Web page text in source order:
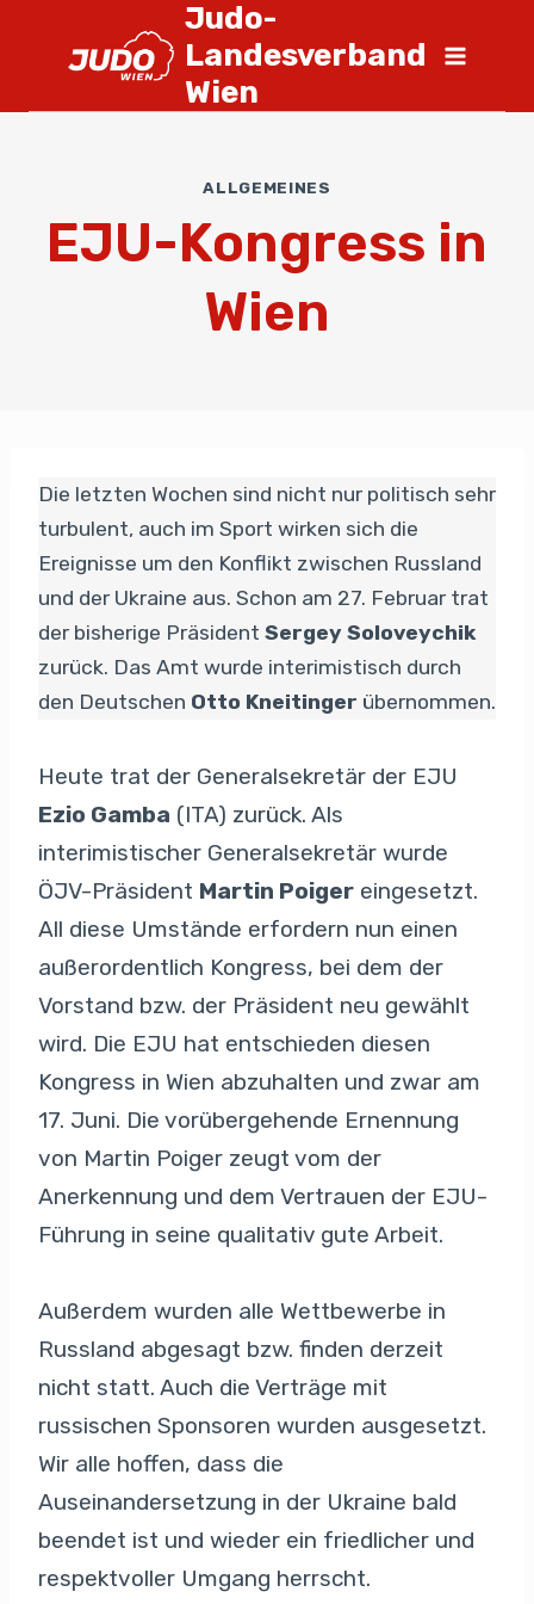
Judo-
Landesverband
Wien
ALLGEMEINES
EJU-Kongress in
Wien
Die letzten Wochen sind nicht nur politisch sehr
turbulent, auch im Sport wirken sich die
Ereignisse um den Konflikt zwischen Russland
und der Ukraine aus. Schon am 27. Februar trat
der bisherige Präsident Sergey Soloveychik
zurück. Das Amt wurde interimistisch durch
den Deutschen Otto Kneitinger übernommen.
Heute trat der Generalsekretär der EJU
Ezio Gamba (ITA) zurück. Als
interimistischer Generalsekretär wurde
ÖJV-Präsident Martin Poiger eingesetzt.
All diese Umstände erfordern nun einen
außerordentlich Kongress, bei dem der
Vorstand bzw. der Präsident neu gewählt
wird. Die EJU hat entschieden diesen
Kongress in Wien abzuhalten und zwar am
17. Juni. Die vorübergehende Ernennung
von Martin Poiger zeugt vom der
Anerkennung und dem Vertrauen der EJU-
Führung in seine qualitativ gute Arbeit.
Außerdem wurden alle Wettbewerbe in
Russland abgesagt bzw. finden derzeit
nicht statt. Auch die Verträge mit
russischen Sponsoren wurden ausgesetzt.
Wir alle hoffen, dass die
Auseinandersetzung in der Ukraine bald
beendet ist und wieder ein friedlicher und
respektvoller Umgang herrscht.